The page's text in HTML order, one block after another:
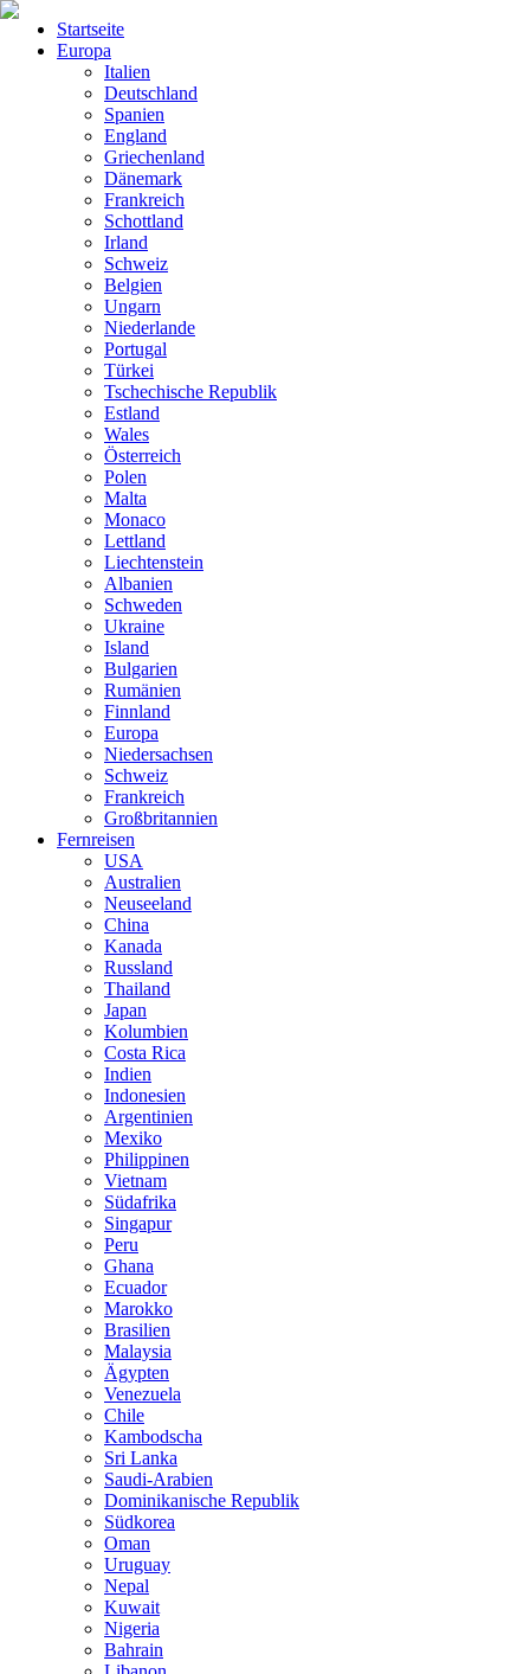
Startseite
Europa
Italien
Deutschland
Spanien
England
Griechenland
Dänemark
Frankreich
Schottland
Irland
Schweiz
Belgien
Ungarn
Niederlande
Portugal
Türkei
Tschechische Republik
Estland
Wales
Österreich
Polen
Malta
Monaco
Lettland
Liechtenstein
Albanien
Schweden
Ukraine
Island
Bulgarien
Rumänien
Finnland
Europa
Niedersachsen
Schweiz
Frankreich
Großbritannien
Fernreisen
USA
Australien
Neuseeland
China
Kanada
Russland
Thailand
Japan
Kolumbien
Costa Rica
Indien
Indonesien
Argentinien
Mexiko
Philippinen
Vietnam
Südafrika
Singapur
Peru
Ghana
Ecuador
Marokko
Brasilien
Malaysia
Ägypten
Venezuela
Chile
Kambodscha
Sri Lanka
Saudi-Arabien
Dominikanische Republik
Südkorea
Oman
Uruguay
Nepal
Kuwait
Nigeria
Bahrain